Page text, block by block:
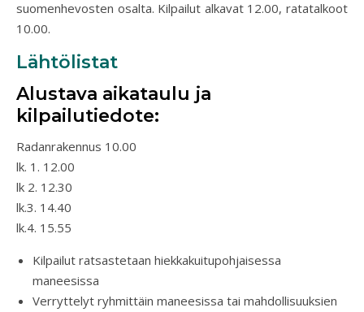
suomenhevosten osalta. Kilpailut alkavat 12.00, ratatalkoot
10.00.
Lähtölistat
Alustava aikataulu ja
kilpailutiedote:
Radanrakennus 10.00
lk. 1. 12.00
lk 2. 12.30
lk.3. 14.40
lk.4. 15.55
Kilpailut ratsastetaan hiekkakuitupohjaisessa
maneesissa
Verryttelyt ryhmittäin maneesissa tai mahdollisuuksien